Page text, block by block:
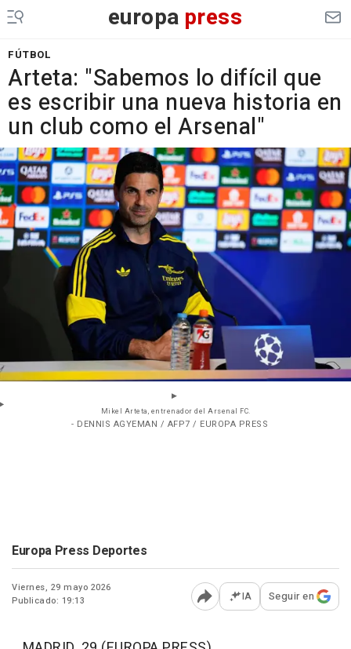
europa press
FÚTBOL
Arteta: "Sabemos lo difícil que
es escribir una nueva historia en
un club como el Arsenal"
Mikel Arteta, entrenador del Arsenal FC.
- DENNIS AGYEMAN / AFP7 / EUROPA PRESS
Europa Press Deportes
Viernes, 29 mayo 2026
Publicado: 19:13
Abrir opciones para
IA Seguir en